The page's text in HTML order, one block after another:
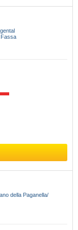
Fassa
della Paganella/​